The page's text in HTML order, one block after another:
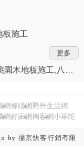
板施工
園木地板施工,八德
木地板廠商,八德
木地板零售,桃園木
地板,八德區SPC地
網修繕網 野外生活網
網好家網掏客網小華陀
by揚京快客行銷有限